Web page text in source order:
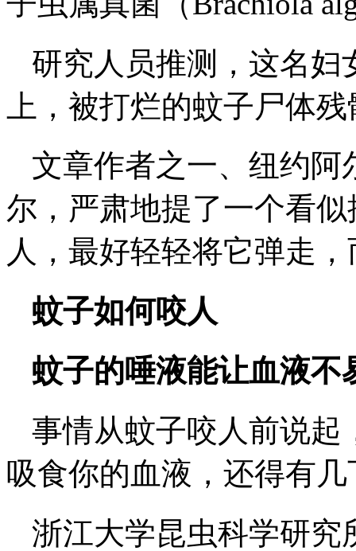
研究人员推测，这名妇
上，被打烂的蚊子尸体
文章作者之一、纽约阿
尔，严肃地提了一个看
人，最好轻轻将它弹走
蚊子如何咬人
蚊子的唾液能让血液不
事情从蚊子咬人前说起
吸食你的血液，还得有
浙江大学昆虫科学研究